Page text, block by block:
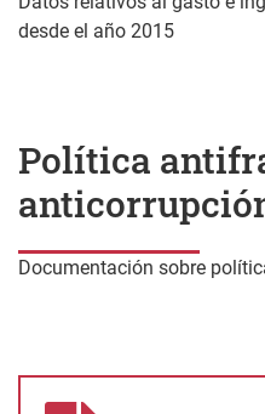
desde el año 2015
Política
Documentación sobre